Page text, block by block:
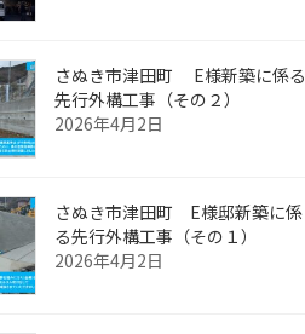
さぬき市津田町 E様新築に係る
先行外構工事（その２）
2026年4月2日
さぬき市津田町 E様邸新築に係
る先行外構工事（その１）
2026年4月2日